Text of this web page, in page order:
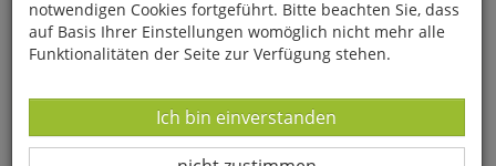
notwendigen Cookies fortgeführt. Bitte beachten Sie, dass
auf Basis Ihrer Einstellungen womöglich nicht mehr alle
Funktionalitäten der Seite zur Verfügung stehen.
Datenverarbeitung -
Ich bin einverstanden